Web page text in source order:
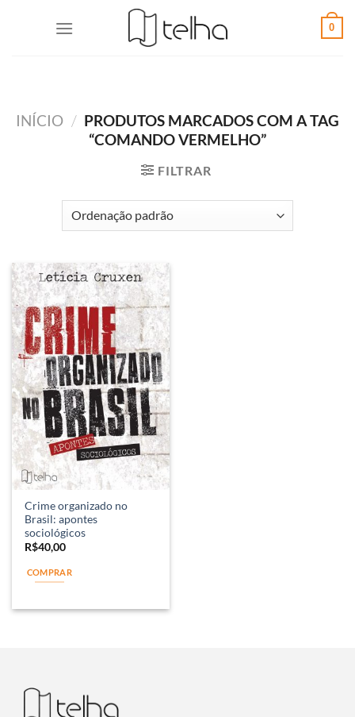
0
INÍCIO / PRODUTOS MARCADOS COM A TAG
“COMANDO VERMELHO”
FILTRAR
Crime organizado no
Brasil: apontes
sociológicos
R$40,00
COMPRAR